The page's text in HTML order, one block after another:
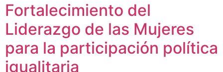
Fortalecimiento del
Liderazgo de las Mujeres
para la participación política
igualitaria